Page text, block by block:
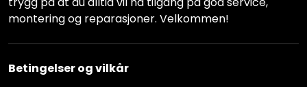
montering og reparasjoner. Velkommen!
Betingelser og vilkår